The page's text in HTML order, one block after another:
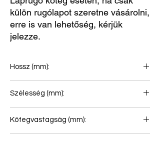
külön rugólapot szeretne vásárolni,
erre is van lehetőség, kérjük
jelezze.
Hossz (mm):
Szélesség (mm):
Kötegvastagság (mm):